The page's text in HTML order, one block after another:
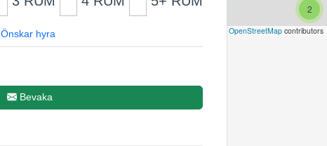
2
OpenStreetMap contributors
Önskar hyra
Bevaka